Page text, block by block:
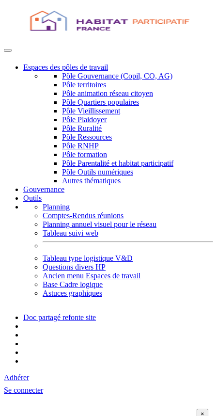
Espaces des pôles de travail
Pôle Gouvernance (Copil, CO, AG)
Pôle territoires
Pôle animation réseau citoyen
Pôle Quartiers populaires
Pôle Vieillissement
Pôle Plaidoyer
Pôle Ruralité
Pôle Ressources
Pôle RNHP
Pôle formation
Pôle Parentalité et habitat participatif
Pôle Outils numériques
Autres thématiques
Gouvernance
Outils
Planning
Comptes-Rendus réunions
Planning annuel visuel pour le réseau
Tableau suivi web
Tableau type logistique V&D
Questions divers HP
Ancien menu Espaces de travail
Base Cadre logique
Astuces graphiques
Doc partagé refonte site
Adhérer
Se connecter